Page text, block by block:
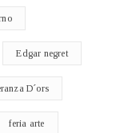
Edgar negret
D´ors
feria arte